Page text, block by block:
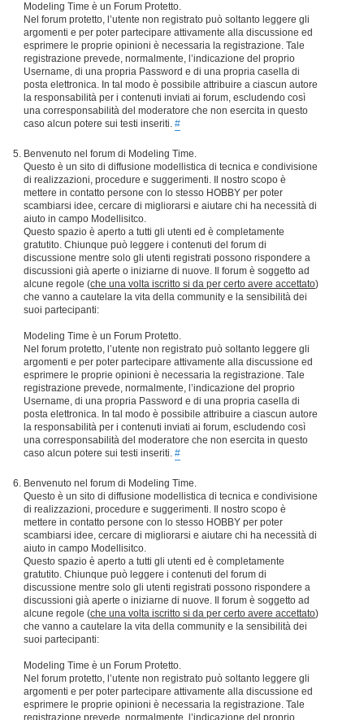
Modeling Time è un Forum Protetto.
Nel forum protetto, l’utente non registrato può soltanto leggere gli
argomenti e per poter partecipare attivamente alla discussione ed
esprimere le proprie opinioni è necessaria la registrazione. Tale
registrazione prevede, normalmente, l’indicazione del proprio
Username, di una propria Password e di una propria casella di
posta elettronica. In tal modo è possibile attribuire a ciascun autore
la responsabilità per i contenuti inviati ai forum, escludendo così
una corresponsabilità del moderatore che non esercita in questo
caso alcun potere sui testi inseriti. #
Benvenuto nel forum di Modeling Time.
Questo è un sito di diffusione modellistica di tecnica e condivisione
di realizzazioni, procedure e suggerimenti. Il nostro scopo è
mettere in contatto persone con lo stesso HOBBY per poter
scambiarsi idee, cercare di migliorarsi e aiutare chi ha necessità di
aiuto in campo Modellisitco.
Questo spazio è aperto a tutti gli utenti ed è completamente
gratutito. Chiunque può leggere i contenuti del forum di
discussione mentre solo gli utenti registrati possono rispondere a
discussioni già aperte o iniziarne di nuove. Il forum è soggetto ad
alcune regole (che una volta iscritto si da per certo avere accettato)
che vanno a cautelare la vita della community e la sensibilità dei
suoi partecipanti:
Modeling Time è un Forum Protetto.
Nel forum protetto, l’utente non registrato può soltanto leggere gli
argomenti e per poter partecipare attivamente alla discussione ed
esprimere le proprie opinioni è necessaria la registrazione. Tale
registrazione prevede, normalmente, l’indicazione del proprio
Username, di una propria Password e di una propria casella di
posta elettronica. In tal modo è possibile attribuire a ciascun autore
la responsabilità per i contenuti inviati ai forum, escludendo così
una corresponsabilità del moderatore che non esercita in questo
caso alcun potere sui testi inseriti. #
Benvenuto nel forum di Modeling Time.
Questo è un sito di diffusione modellistica di tecnica e condivisione
di realizzazioni, procedure e suggerimenti. Il nostro scopo è
mettere in contatto persone con lo stesso HOBBY per poter
scambiarsi idee, cercare di migliorarsi e aiutare chi ha necessità di
aiuto in campo Modellisitco.
Questo spazio è aperto a tutti gli utenti ed è completamente
gratutito. Chiunque può leggere i contenuti del forum di
discussione mentre solo gli utenti registrati possono rispondere a
discussioni già aperte o iniziarne di nuove. Il forum è soggetto ad
alcune regole (che una volta iscritto si da per certo avere accettato)
che vanno a cautelare la vita della community e la sensibilità dei
suoi partecipanti:
Modeling Time è un Forum Protetto.
Nel forum protetto, l’utente non registrato può soltanto leggere gli
argomenti e per poter partecipare attivamente alla discussione ed
esprimere le proprie opinioni è necessaria la registrazione. Tale
registrazione prevede, normalmente, l’indicazione del proprio